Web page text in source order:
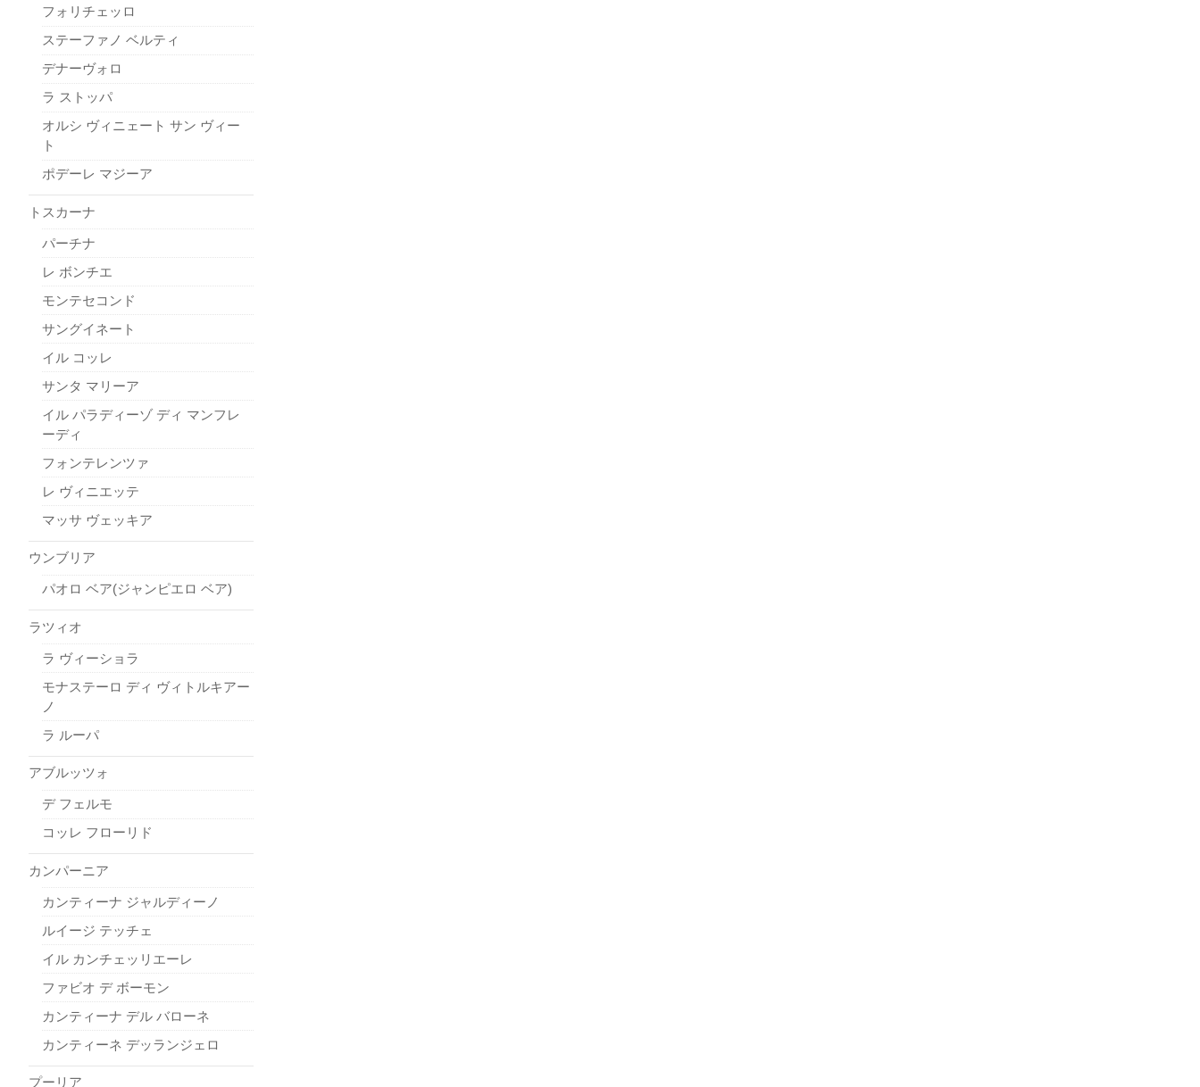
フォリチェッロ
ステーファノ ベルティ
デナーヴォロ
ラ ストッパ
オルシ ヴィニェート サン ヴィー
ト
ポデーレ マジーア
トスカーナ
パーチナ
レ ボンチエ
モンテセコンド
サングイネート
イル コッレ
サンタ マリーア
イル パラディーゾ ディ マンフレ
ーディ
フォンテレンツァ
レ ヴィニエッテ
マッサ ヴェッキア
ウンブリア
パオロ ベア(ジャンピエロ ベア)
ラツィオ
ラ ヴィーショラ
モナステーロ ディ ヴィトルキアー
ノ
ラ ルーパ
アブルッツォ
デ フェルモ
コッレ フローリド
カンパーニア
カンティーナ ジャルディーノ
ルイージ テッチェ
イル カンチェッリエーレ
ファビオ デ ボーモン
カンティーナ デル バローネ
カンティーネ デッランジェロ
プーリア